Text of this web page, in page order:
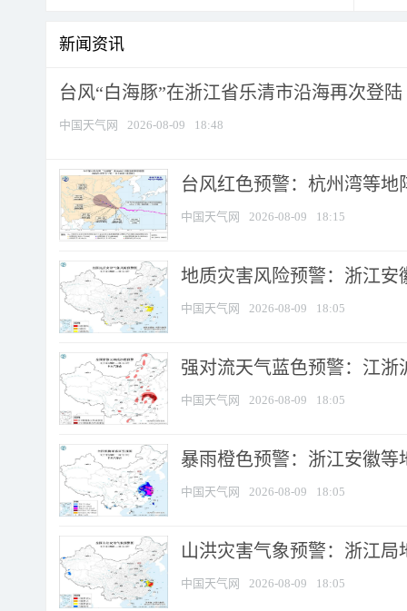
新闻资讯
台风“白海豚”在浙江省乐清市沿海再次登陆
中国天气网 2026-08-09 18:48
台风红色预警：杭州湾等地
中国天气网 2026-08-09 18:15
地质灾害风险预警：浙江安
中国天气网 2026-08-09 18:05
强对流天气蓝色预警：江浙
中国天气网 2026-08-09 18:05
暴雨橙色预警：浙江安徽等
中国天气网 2026-08-09 18:05
山洪灾害气象预警：浙江
中国天气网 2026-08-09 18:05